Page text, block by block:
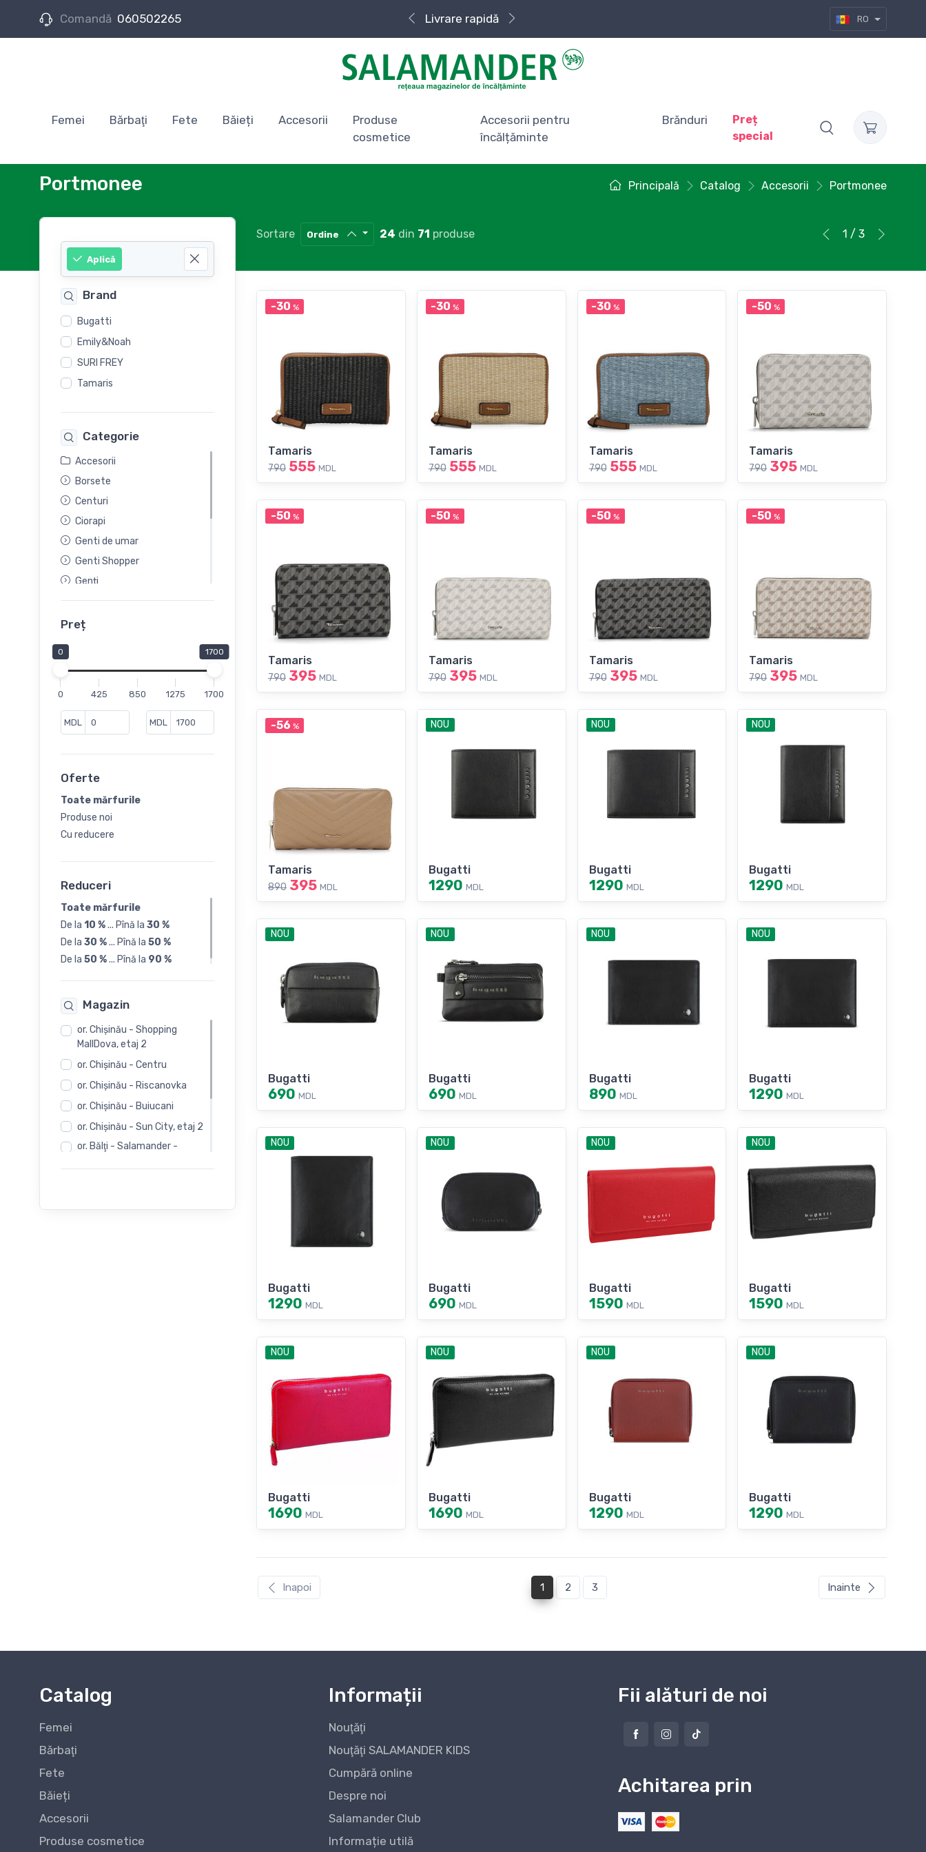
Comandă 060502265 Livrare rapidă RO
Femei Bărbaţi Fete Băieți Accesorii
Produse
cosmetice
Accesorii pentru
încălțăminte
Brănduri
Preț
special
Principală Catalog Accesorii Portmonee
Portmonee
Aplică
Brand
Bugatti
Emily&Noah
SURI FREY
Tamaris
Categorie
Accesorii
Borsete
Centuri
Ciorapi
Genti de umar
Genti Shopper
Genți
Mănuşi
Pălării
Șepci
Umbrele
Preț
0 1700
0 425 850 1275 1700
MDL MDL
Oferte
Toate mărfurile
Produse noi
Cu reducere
Reduceri
Toate mărfurile
De la 10 %... Pînă la 30 %
De la 30 %... Pînă la 50 %
De la 50 %... Pînă la 90 %
Magazin
or. Chişinău - Shopping
MallDova, etaj 2
or. Chişinău - Centru
or. Chişinău - Riscanovka
or. Chişinău - Buiucani
or. Chişinău - Sun City, etaj 2
or. Bălţi - Salamander -
or. Bălţi - Rieker -
Sortare Ordine 24 din 71 produse 1 / 3
-30 %
Tamaris
790 555 MDL
-30 %
Tamaris
790 555 MDL
-30 %
Tamaris
790 555 MDL
-50 %
Tamaris
790 395 MDL
-50 %
Tamaris
790 395 MDL
-50 %
Tamaris
790 395 MDL
-50 %
Tamaris
790 395 MDL
-50 %
Tamaris
790 395 MDL
-56 %
Tamaris
890 395 MDL
NOU
Bugatti
1290 MDL
NOU
Bugatti
1290 MDL
NOU
Bugatti
1290 MDL
NOU
Bugatti
690 MDL
NOU
Bugatti
690 MDL
NOU
Bugatti
890 MDL
NOU
Bugatti
1290 MDL
NOU
Bugatti
1290 MDL
NOU
Bugatti
690 MDL
NOU
Bugatti
1590 MDL
NOU
Bugatti
1590 MDL
NOU
Bugatti
1690 MDL
NOU
Bugatti
1690 MDL
NOU
Bugatti
1290 MDL
NOU
Bugatti
1290 MDL
Inapoi 1(current)
2 3 Inainte
Catalog
Femei
Bărbaţi
Fete
Băieți
Accesorii
Produse cosmetice
Informații
Nouţăţi
Nouţăţi SALAMANDER KIDS
Cumpără online
Despre noi
Salamander Club
Informație utilă
Fii alături de noi
Achitarea prin